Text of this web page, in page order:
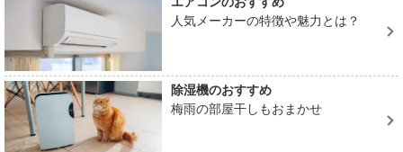
人気メーカーの特徴や魅力とは？
除湿機のおすすめ
梅雨の部屋干しもおまかせ